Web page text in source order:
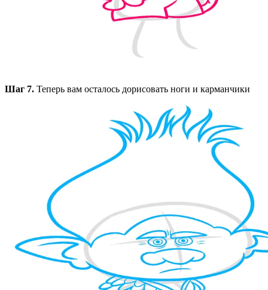
Шаг 7. Теперь вам осталось дорисовать ноги и карманчики